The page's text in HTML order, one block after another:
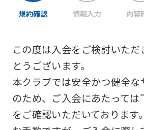
規約確認 情報入力 内容
この度は入会をご検討いた
とうございます。
本クラブでは安全かつ健全
のため、ご入会にあたって
をご確認いただいております。